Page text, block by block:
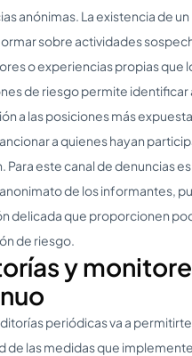
anónimas. La existencia de
sobre actividades
o experiencias propias que
de riesgo permite identificar
a las posiciones más
a quienes hayan
Para este canal de denuncias
de los informantes,
delicada que proporcionen
de riesgo.
y
periódicas va a
de las medidas que